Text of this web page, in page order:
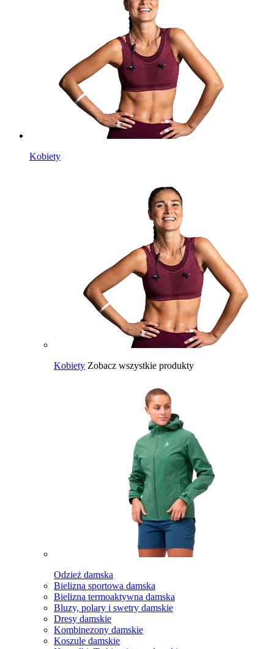
Kobiety
Kobiety Zobacz wszystkie produkty
Odzież damska
Bielizna sportowa damska
Bielizna termoaktywna damska
Bluzy, polary i swetry damskie
Dresy damskie
Kombinezony damskie
Koszule damskie